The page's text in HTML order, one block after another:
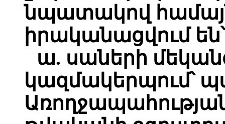
նպատակով
իրականացվում են՝
ա. սաների
կազմակերպում՝